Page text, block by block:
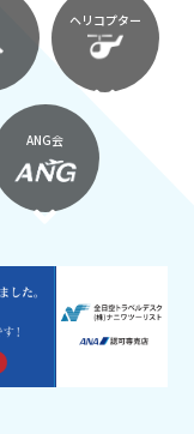
ヘリコプター
ANG会